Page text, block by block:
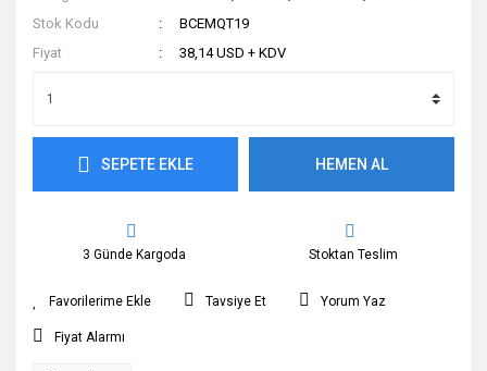
Stok Kodu
BCEMQT19
Fiyat
38,14 USD + KDV
SEPETE EKLE HEMEN AL
3 Günde Kargoda Stoktan Teslim
Tavsiye Et Yorum Yaz
Fiyat Alarmı